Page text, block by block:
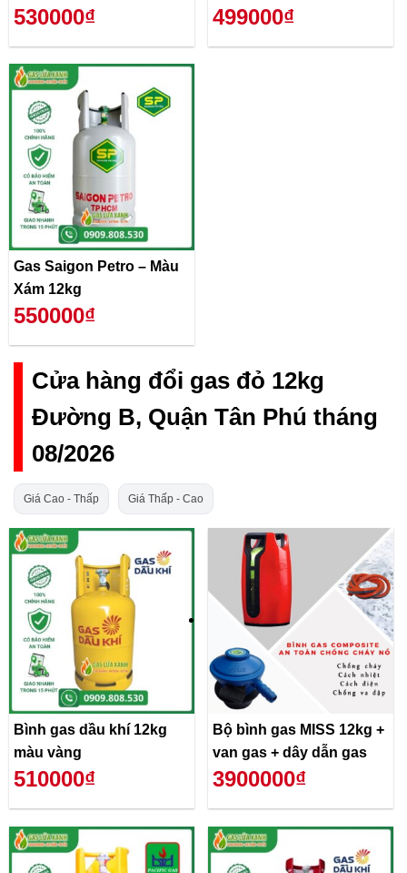
530000₫ 499000₫
Gas Saigon Petro – Màu
Xám 12kg
550000₫
Cửa hàng đổi gas đỏ 12kg
Đường B, Quận Tân Phú tháng
08/2026
Giá Cao - Thấp Giá Thấp - Cao
Bình gas dầu khí 12kg
màu vàng
510000₫
Bộ bình gas MISS 12kg +
van gas + dây dẫn gas
3900000₫